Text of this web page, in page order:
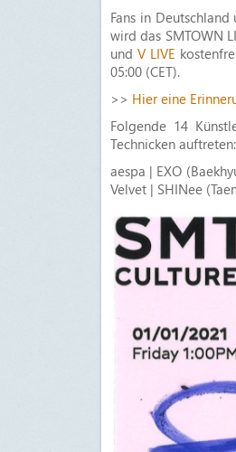
Fans in
wird das SMTOWN
und V LIVE
05:00 (CET).
>> Hier eine
Folgende 14
Technicken auftreten:
aespa | EXO
Velvet | SHINee